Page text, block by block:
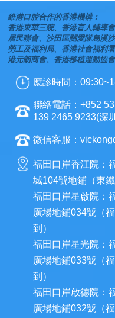
維港口腔合作的香港機構：
香港東華三院、香港盲人輔導
居民聯會、沙田區關愛隊烏溪
勞工及福利局、香港社會福利
港元朗商會、香港移植運動協會
應診時間：
聯絡電話：+852
139 2465 9233(深
微信客服：
福田口岸香江院：
城104號地鋪（東
福田口岸星啟院：
廣場地鋪034號（
到）
福田口岸星光院：
廣場地鋪033號（
到）
福田口岸啟德院：
廣場地鋪032號（